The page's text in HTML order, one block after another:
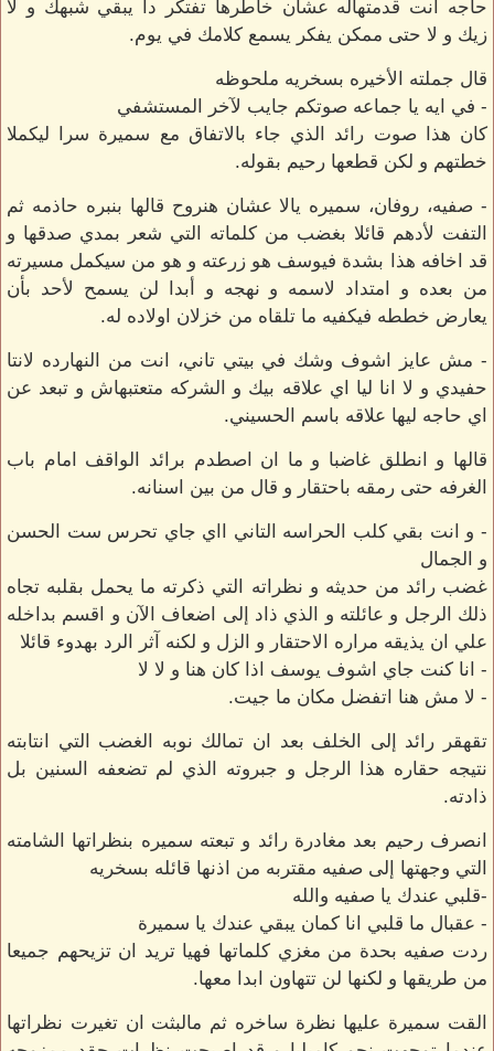
حاجه انت قدمتهاله عشان خاطرها تفتكر دا يبقي شبهك و لا
زيك و لا حتى ممكن يفكر يسمع كلامك في يوم.
قال جملته الأخيره بسخريه ملحوظه
- في ايه يا جماعه صوتكم جايب لآخر المستشفي
كان هذا صوت رائد الذي جاء بالاتفاق مع سميرة سرا ليكملا
خطتهم و لكن قطعها رحيم بقوله.
- صفيه، روفان، سميره يالا عشان هنروح قالها بنبره حاذمه ثم
التفت لأدهم قائلا بغضب من كلماته التي شعر بمدي صدقها و
قد اخافه هذا بشدة فيوسف هو زرعته و هو من سيكمل مسيرته
من بعده و امتداد لاسمه و نهجه و أبدا لن يسمح لأحد بأن
يعارض خططه فيكفيه ما تلقاه من خزلان اولاده له.
- مش عايز اشوف وشك في بيتي تاني، انت من النهارده لانتا
حفيدي و لا انا ليا اي علاقه بيك و الشركه متعتبهاش و تبعد عن
اي حاجه ليها علاقه باسم الحسيني.
قالها و انطلق غاضبا و ما ان اصطدم برائد الواقف امام باب
الغرفه حتى رمقه باحتقار و قال من بين اسنانه.
- و انت بقي كلب الحراسه التاني ااي جاي تحرس ست الحسن
و الجمال
غضب رائد من حديثه و نظراته التي ذكرته ما يحمل بقلبه تجاه
ذلك الرجل و عائلته و الذي ذاد إلى اضعاف الآن و اقسم بداخله
علي ان يذيقه مراره الاحتقار و الزل و لكنه آثر الرد بهدوء قائلا
- انا كنت جاي اشوف يوسف اذا كان هنا و لا لا
- لا مش هنا اتفضل مكان ما جيت.
تقهقر رائد إلى الخلف بعد ان تمالك نوبه الغضب التي انتابته
نتيجه حقاره هذا الرجل و جبروته الذي لم تضعفه السنين بل
ذادته.
انصرف رحيم بعد مغادرة رائد و تبعته سميره بنظراتها الشامته
التي وجهتها إلى صفيه مقتربه من اذنها قائله بسخريه
-قلبي عندك يا صفيه والله
- عقبال ما قلبي انا كمان يبقي عندك يا سميرة
ردت صفيه بحدة من مغزي كلماتها فهيا تريد ان تزيحهم جميعا
من طريقها و لكنها لن تتهاون ابدا معها.
القت سميرة عليها نظرة ساخره ثم مالبثت ان تغيرت نظراتها